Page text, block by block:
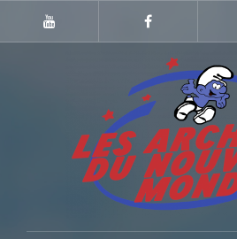
content
Youtube
Gazette
Facebook